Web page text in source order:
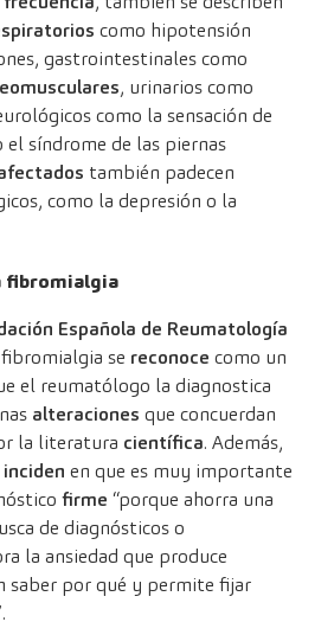
como hipotensión
gastrointestinales como
, urinarios como
como la sensación de
el síndrome de las piernas
también padecen
como la depresión o la
fibromialgia
Española de Reumatología
se reconoce como un
el reumatólogo la diagnostica
alteraciones que concuerdan
la literatura científica. Además,
inciden en que es muy importante
firme “porque ahorra una
de diagnósticos o
la ansiedad que produce
saber por qué y permite fijar